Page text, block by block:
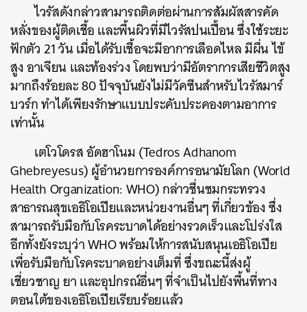
ไวรัสดังกล่าวสามารถติดต่อผ่านการสัมผัสสารคัด
หลั่งของผู้ติดเชื้อ และพื้นผิวที่มีไวรัสปนเปื้อน ซึ่งใช้ระยะ
ฟักตัว 21 วัน เมื่อได้รับเชื้อจะมีอาการเลือดไหล มีผื่น ไข้
สูง อาเจียน และท้องร่วงโดยพบว่ามีอัตราการเสียชีวิตสูง
มากถึงร้อยละ 80 ปัจจุบันยังไม่มีวัคซีนสำหรับไวรัสมาร์
บวร์ก ทำได้เพียงรักษาแบบประคับประคองตามอาการ
เท่านั้น
เตโวโดรส อัดฮาโนม (Tedros Adhanom
Ghebreyesus) ผู้อำนวยการองค์การอนามัยโลก (World
Health Organization: WHO) กล่าวชื่นชมกระทรวง
สาธารณสุขเอธิโอเปียและหน่วยงานอื่นๆ ที่เกี่ยวข้อง ซึ่ง
สามารถรับมือกับโรคระบาดได้อย่างรวดเร็วและโปร่งใส
อีกทั้งยังระบุว่า WHO พร้อมให้การสนับสนุนเอธิโอเปีย
เพื่อรับมือกับโรคระบาดอย่างเต็มที่ ซึ่งขณะนี้ส่งผู้
เชี่ยวชาญ ยา และอุปกรณ์อื่นๆ ที่จำเป็นไปยังพื้นที่ทาง
ตอนใต้ของเอธิโอเปียเรียบร้อยแล้ว